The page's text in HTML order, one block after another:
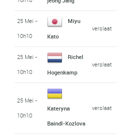
25 Mei -
10h10
Miyu
Kato
verslaat
25 Mei -
10h10
Richel
Hogenkamp
verslaat
25 Mei -
10h10
Kateryna
Baindl-Kozlova
verslaat